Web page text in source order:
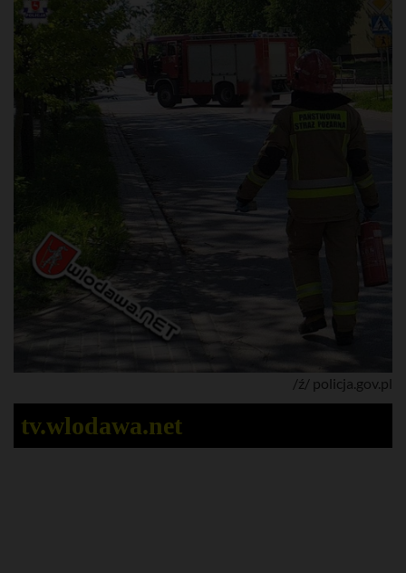
/ź/ policja.gov.pl
tv.wlodawa.net